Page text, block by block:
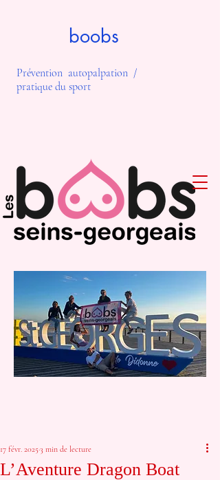
boobs
Prévention autopalpation /
pratique du sport
L’Aventure Dragon Boat
17 févr. 20253 min de lecture